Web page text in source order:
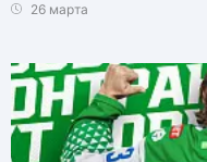
26 марта